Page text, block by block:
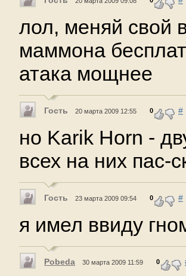
лол, меняй свой
маммона
атака мощнее
Гость 20 марта 2009 12:55 0 #
но Karik Horn -
всех на них пас-
Гость 23 марта 2009 09:54 0 #
я имел ввиду
Pobeda 30 марта 2009 11:59 0